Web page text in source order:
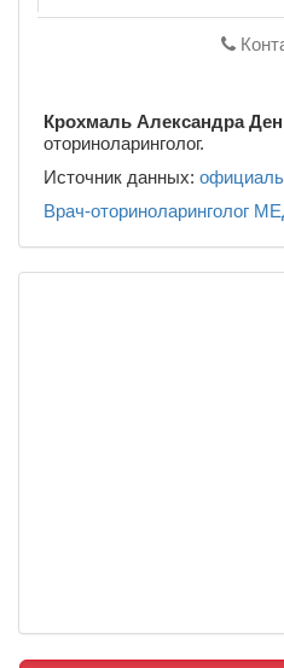
Крохмаль Александра
оториноларинголог.
Источник данных:
Врач-оториноларинголог